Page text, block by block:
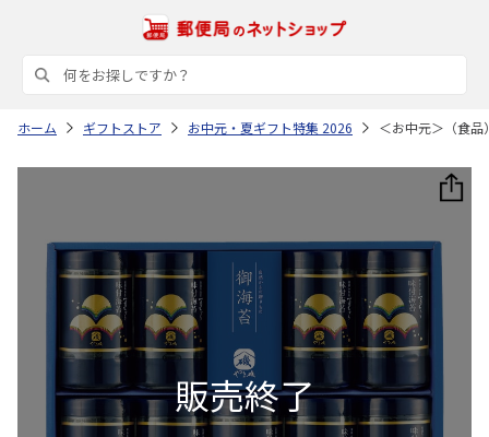
ホーム ギフトストア お中元・夏ギフト特集 2026 ＜お中元＞（食